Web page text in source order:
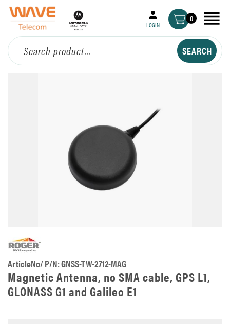
LOGIN
0
ArticleNo/ P/N: GNSS-TW-2712-MAG
Magnetic Antenna, no SMA cable, GPS L1,
GLONASS G1 and Galileo E1